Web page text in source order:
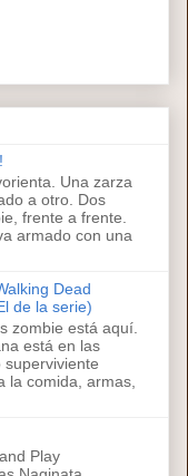
Una zarza
a otro. Dos
frente a frente.
armado con una
Dead
de la serie)
zombie está aquí.
está en las
superviviente
la comida, armas,
Play